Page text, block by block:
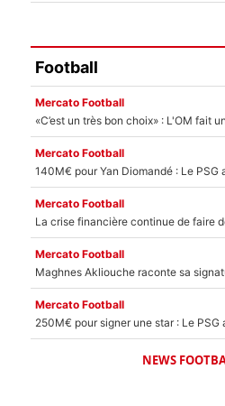
Football
Mercato Football
Mercato Football
Mercato Football
Mercato Football
Mercato Football
NEWS